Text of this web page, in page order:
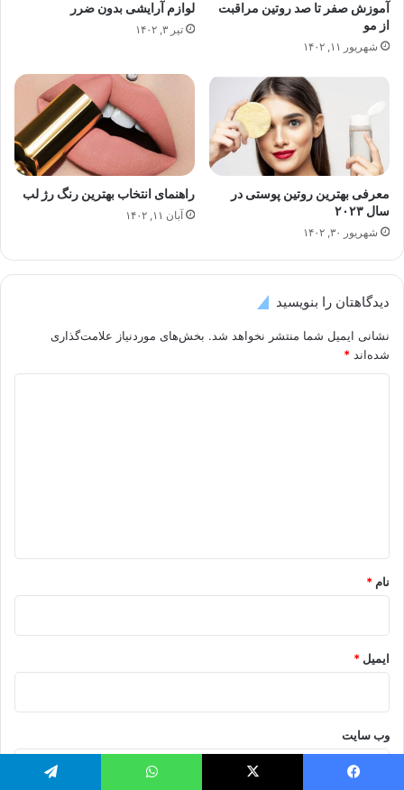
آموزش صفر تا صد روتین مراقبت
از مو
شهریور ۱۱, ۱۴۰۲
لوازم آرایشی بدون ضرر
تیر ۳, ۱۴۰۲
معرفی بهترین روتین پوستی در
سال ۲۰۲۳
شهریور ۳۰, ۱۴۰۲
راهنمای انتخاب بهترین رنگ رژ لب
آبان ۱۱, ۱۴۰۲
دیدگاهتان را بنویسید
نشانی ایمیل شما منتشر نخواهد شد. بخش‌های موردنیاز علامت‌گذاری
شده‌اند *
نام *
ایمیل *
وب‌ سایت